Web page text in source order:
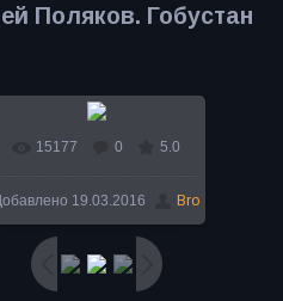
Поляков. Гобустан
В реальном размере
680x473/ 100.0Kb
15177 0 5.0
19.03.2016 Bro